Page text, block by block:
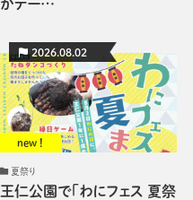
がテー…
new !
王仁公園で「わにフェス 夏祭
2026.08.02
夏祭り